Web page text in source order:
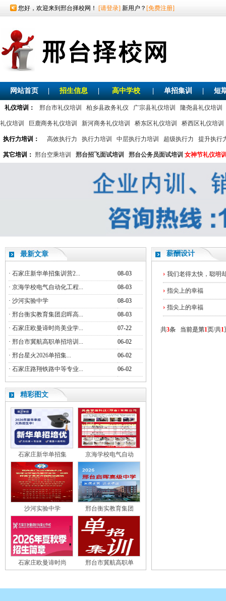
您好，欢迎来到邢台择校网！ [请登录] 新用户？ [免费注册]
网站首页 招生信息 高中学校 单招集训 短
礼仪培训： 邢台市礼仪培训 柏乡县政务礼仪 广宗县礼仪培训 隆尧县礼仪培训
礼仪培训 巨鹿商务礼仪培训 新河商务礼仪培训 桥东区礼仪培训 桥西区礼仪培训
执行力培训： 高效执行力 执行力培训 中层执行力培训 超级执行力 提升执行
其它培训： 邢台空乘培训 邢台招飞面试培训 邢台公务员面试培训 女神节礼仪培
最新文章
· 石家庄新华单招集训营2...
08-03
· 京海学校电气自动化工程...
08-03
· 沙河实验中学
08-03
· 邢台衡实教育集团启晖高...
08-03
· 石家庄欧曼谛时尚美业学...
07-22
· 邢台市冀航高职单招培训...
06-02
· 邢台星火2026单招集...
06-02
· 石家庄路翔铁路中等专业... 06-02
精彩图文
石家庄新华单招集 京海学校电气自动
沙河实验中学 邢台衡实教育集团
石家庄欧曼谛时尚 邢台市冀航高职单
薪酬设计
我们老得太快，聪明
指尖上的幸福
指尖上的幸福
共3条 当前是第1页/共1